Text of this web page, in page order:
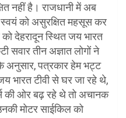
नहीं है। राजधानी में अब
को असुरक्षित महसूस कर
देहरादून स्थित जय भारत
सवार तीन अज्ञात लोगों ने
के अनुसार, पत्रकार हेम भट्ट
भारत टीवी से घर जा रहे थे,
की ओर बढ़ रहे थे तो अचानक
मोटर साईकिल को